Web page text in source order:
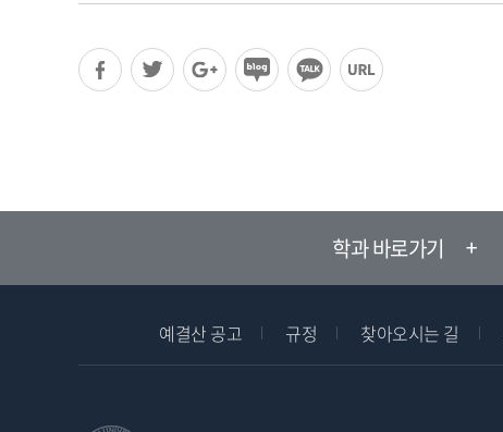
학과 바로가기
예결산 공고 규정 찾아오시는 길